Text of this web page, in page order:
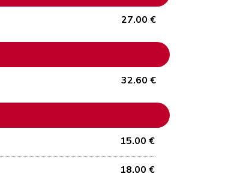
27.00 €
32.60 €
15.00 €
18.00 €